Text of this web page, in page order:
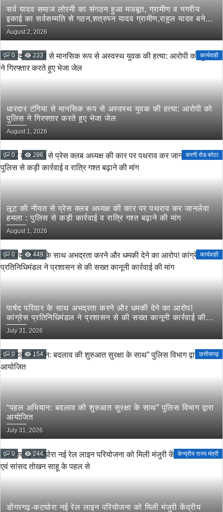
सर्व यादव समाज लोरमी का संगठन हुआ मजबूत, ग्रामीण व नगरीय
इकाई का सर्वसम्मति से गठन,शत्रुघ्न यादव ग्रामीण,राहुल यादव बने
लोरमी शहरी अध्यक्ष
August 2, 2026
0 233 कार्यवाही
धारदार टंगिया से मानसिक रूप से अस्वस्थ युवक की हत्या: आरोपी को
पुलिस ने गिरफ्तार करते हुए भेजा जेल
August 1, 2026
0 286 करगी रोड कोटा
लूट की नीयत से प्रेस क्लब अध्यक्ष की कार पर पथराव कर जानलेवा
हमला : पुलिस से कड़ी कार्रवाई व रात्रि गश्त बढ़ाने की मांग
August 1, 2026
0 449 कार्यवाही
पार्षद परिवार के साथ अभद्रता करने और धमकी देने का आरोप!
कांग्रेस प्रतिनिधिमंडल ने प्रशासन से की सख्त कानूनी कार्रवाई की
मांग
July 31, 2026
0 154 छत्तीसगढ़
“पहल अभियान: बदलाव की शुरुआत सुरक्षा के साथ” पुलिस विभाग द्वारा
आयोजित
July 31, 2026
0 244 केन्द्रीय राज्य मंत्री
डोंगरगढ़-कटघोरा नई रेल लाइन परियोजना को मिली मंजुरी केंद्रीय